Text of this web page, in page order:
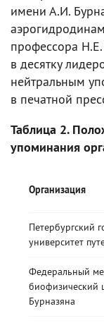
имени А.И.
профессора
в десятку
нейтральным
в печатной
Таблица 2.
упоминания
Организация
Петербургский
университет
Федеральный
биофизический
Бурназяна